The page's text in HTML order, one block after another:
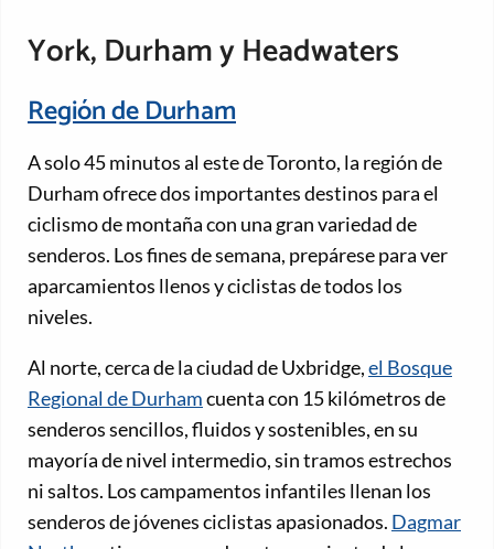
York, Durham y Headwaters
Región de Durham
A solo 45 minutos al este de Toronto, la región de
Durham ofrece dos importantes destinos para el
ciclismo de montaña con una gran variedad de
senderos. Los fines de semana, prepárese para ver
aparcamientos llenos y ciclistas de todos los
niveles.
Al norte, cerca de la ciudad de Uxbridge,el Bosque
Regional de Durhamcuenta con 15 kilómetros de
senderos sencillos, fluidos y sostenibles, en su
mayoría de nivel intermedio, sin tramos estrechos
ni saltos. Los campamentos infantiles llenan los
senderos de jóvenes ciclistas apasionados. Dagmar